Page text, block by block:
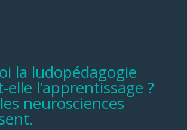
la ludopédagogie
l’apprentissage ?
neurosciences